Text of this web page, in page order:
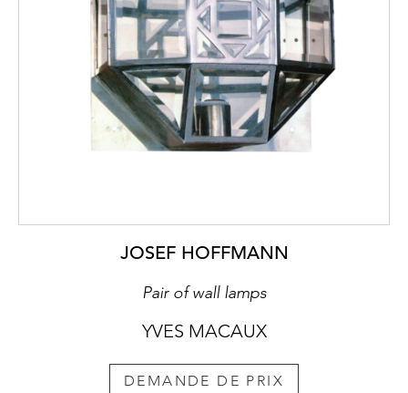
JOSEF HOFFMANN
Pair of wall lamps
YVES MACAUX
DEMANDE DE PRIX